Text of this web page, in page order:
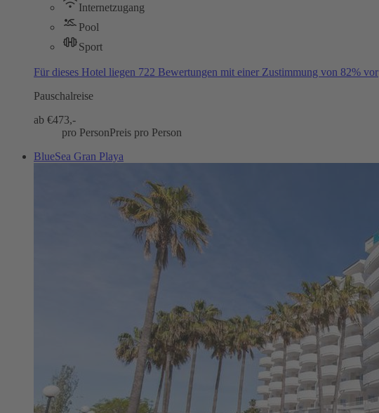
Internetzugang
Pool
Sport
Für dieses Hotel liegen 722 Bewertungen mit einer Zustimmung von 82% vor
Pauschalreise
ab €473,-
pro PersonPreis pro Person
BlueSea Gran Playa